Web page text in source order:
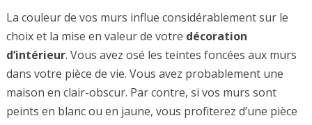
La couleur de vos murs influe considérablement sur le
choix et la mise en valeur de votre décoration
d’intérieur. Vous avez osé les teintes foncées aux murs
dans votre pièce de vie. Vous avez probablement une
maison en clair-obscur. Par contre, si vos murs sont
peints en blanc ou en jaune, vous profiterez d’une pièce